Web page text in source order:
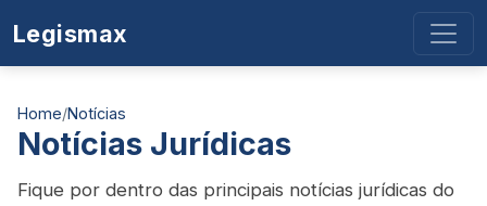
Legismax
Home/Notícias
Notícias Jurídicas
Fique por dentro das principais notícias jurídicas do